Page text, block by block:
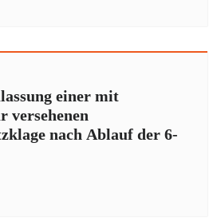
einer mit
versehenen
nach Ablauf der 6-